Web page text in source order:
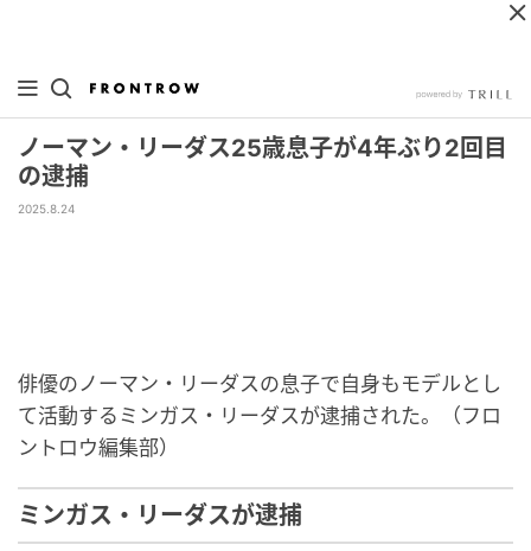
ノーマン・リーダス25歳息子が4年ぶり2回目
の逮捕
2025.8.24
俳優のノーマン・リーダスの息子で自身もモデルとし
て活動するミンガス・リーダスが逮捕された。（フロ
ントロウ編集部）
ミンガス・リーダスが逮捕